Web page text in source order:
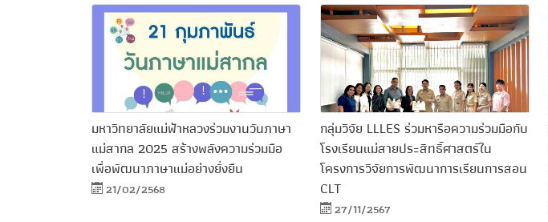
มหาวิทยาลัยแม่ฟ้าหลวงร่วมงานวันภาษา
แม่สากล 2025 สร้างพลังความร่วมมือ
เพื่อพัฒนาภาษาแม่อย่างยั่งยืน
21/02/2568
กลุ่มวิจัย LLLES ร่วมหารือความร่วมมือกับ
โรงเรียนแม่สายประสิทธิ์ศาสตร์ใน
โครงการวิจัยการพัฒนาการเรียนการสอน
CLT
27/11/2567